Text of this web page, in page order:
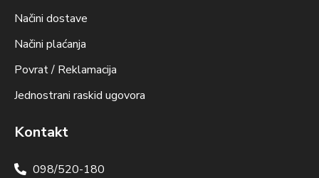
Načini dostave
Načini plaćanja
Povrat / Reklamacija
Jednostrani raskid ugovora
Kontakt
098/520-180